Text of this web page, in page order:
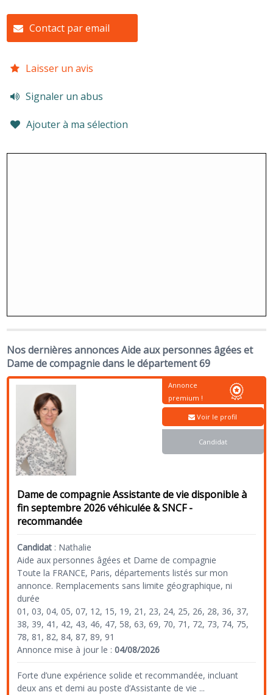
Contact par email
Laisser un avis
Signaler un abus
Ajouter à ma sélection
Nos dernières annonces Aide aux personnes âgées et
Dame de compagnie dans le département 69
Dame de compagnie Assistante de vie disponible à
fin septembre 2026 véhiculée & SNCF -
recommandée
Candidat : Nathalie
Aide aux personnes âgées et Dame de compagnie
Toute la FRANCE, Paris, départements listés sur mon
annonce. Remplacements sans limite géographique, ni
durée
01, 03, 04, 05, 07, 12, 15, 19, 21, 23, 24, 25, 26, 28, 36, 37,
38, 39, 41, 42, 43, 46, 47, 58, 63, 69, 70, 71, 72, 73, 74, 75,
78, 81, 82, 84, 87, 89, 91
Annonce mise à jour le :04/08/2026
Forte d’une expérience solide et recommandée, incluant
deux ans et demi au poste d’Assistante de vie ...
Annonce
premium !
Voir le profil
Candidat